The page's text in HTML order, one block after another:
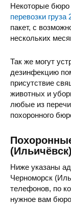
Некоторые бюро
перевозки груза
пакет, с
нескольких
Так же могут
дезинфекцию
присутствие
животных и
любые из
похоронного
(Ильичёвск)
Ниже указаны
Черноморск
телефонов, по
нужное вам